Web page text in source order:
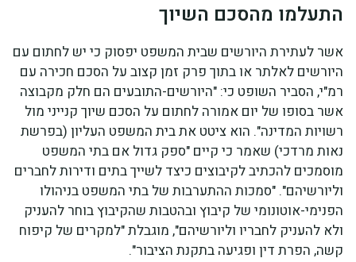
התעלמו מהסכם השיוך
אשר לעתירת היורשים שבית המשפט יפסוק כי יש לחתום עם
היורשים לאלתר או בתוך פרק זמן קצוב על הסכם חכירה עם
רמ"י, הסביר השופט כי: "היורשים-התובעים הם חלק מקבוצה
אשר בסופו של יום אמורה לחתום על הסכם שיוך קנייני מול
רשויות המדינה". הוא ציטט את בית המשפט העליון (בפרשת
נאות מרדכי) שאמר כי קיים "ספק גדול אם בתי המשפט
מוסמכים להכתיב לקיבוצים כיצד לשייך בתים ודירות לחברים
וליורשיהם". "סמכות ההתערבות של בתי המשפט בניהולו
הפנימי-אוטונומי של קיבוץ ובהטבות שהקיבוץ בוחר להעניק
ולא להעניק לחבריו וליורשיהם", מוגבלת "למקרים של קיפוח
קשה, הפרת דין ופגיעה בתקנת הציבור".